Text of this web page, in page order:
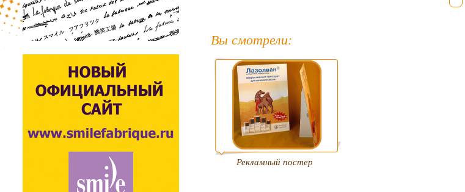
Вы смотрели:
Рекламный постер